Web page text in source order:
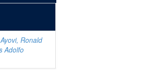
Ronald
Adolfo